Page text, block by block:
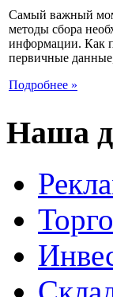
Самый важный
методы сбора
информации. Как
первичные
Подробнее »
Наша